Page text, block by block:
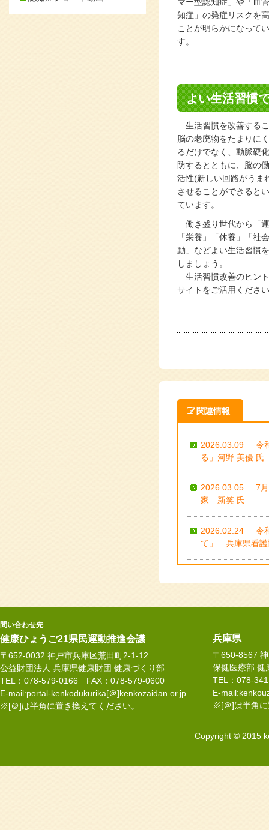
知症」の発症リスクを
ことが明らかになって
す。
よい生活習慣
生活習慣を改善する
脳の老廃物をたまりに
るだけでなく、動脈硬
防するとともに、脳の
活性(新しい回路がうま
させることができると
ています。
働き盛り世代から「
「栄養」「休養」「社
動」などよい生活習慣
しましょう。
生活習慣改善のヒン
サイトをご活用くださ
関連情報
2026.03.09
令
る」河野 美優 氏
2026.03.05
7
家 新笑 氏
2026.02.24
令
て」 兵庫県看
いて 加古川中央
2025.12.15
と認知症への備
2025.12.09
5
問い合わせ先
健康ひょうご21県民運動推進会議
〒652-0032 神戸市兵庫区荒田町2-1-12
公益財団法人 兵庫県健康財団 健康づくり部
TEL：078-579-0166 FAX：078-579-0600
E-mail:portal-kenkodukurika[＠]kenkozaidan.or.jp
※[＠]は半角に置き換えてください。
兵庫県
〒650-8567
保健医療部 健
TEL：078-
E-
※[＠]は半角に
Copyright © 2015